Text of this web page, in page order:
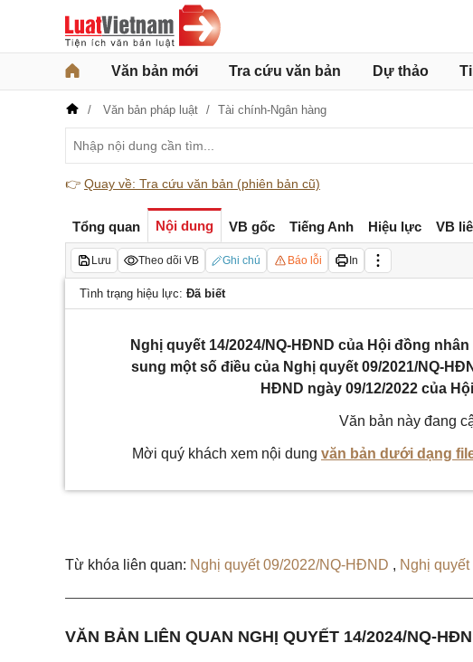
Văn bản mới Tra cứu văn bản Dự thảo
Văn bản pháp luật Tài chính-Ngân hàng
👉 Quay về: Tra cứu văn bản (phiên bản cũ)
Tổng quan Nội dung VB gốc Tiếng Anh Hiệu lực VB
Lưu Theo dõi VB Ghi chú Báo lỗi In
Tình trạng hiệu lực: Đã biết
Nghị quyết 14/2024/NQ-HĐND của Hội đồng
sung một số điều của Nghị quyết 09/2021/NQ-
HĐND ngày 09/12/2022 của
Văn bản này đang
Mời quý khách xem nội dung văn bản dưới dạng
Từ khóa liên quan: Nghị quyết 09/2022/NQ-HĐND , Nghị
VĂN BẢN LIÊN QUAN NGHỊ QUYẾT 14/2024/NQ-